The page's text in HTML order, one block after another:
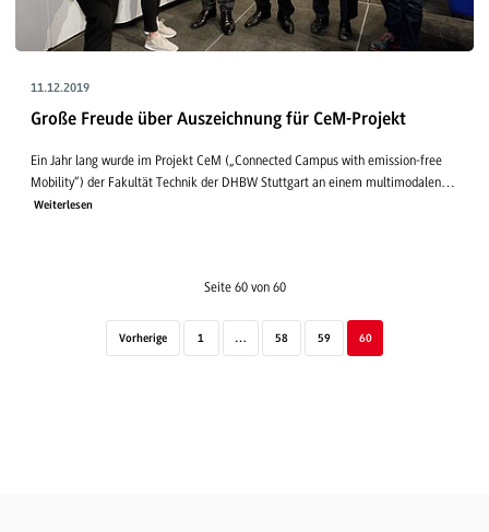
11.12.2019
Große Freude über Auszeichnung für CeM-Projekt
Ein Jahr lang wurde im Projekt CeM („Connected Campus with emission-free
Mobility“) der Fakultät Technik der DHBW Stuttgart an einem multimodalen…
Weiterlesen
Seite 60 von 60
Vorherige 1 … 58 59 60